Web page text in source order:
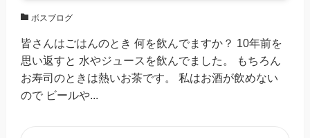
ボスブログ
皆さんはごはんのとき 何を飲んでますか？ 10年前を
思い返すと 水やジュースを飲んでました。 もちろん
お寿司のときは熱いお茶です。 私はお酒が飲めない
ので ビールや...